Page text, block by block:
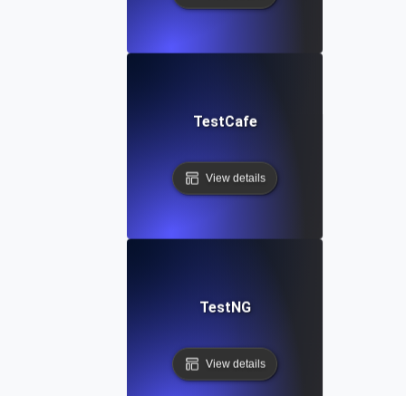
TestCafe
View details
TestNG
View details